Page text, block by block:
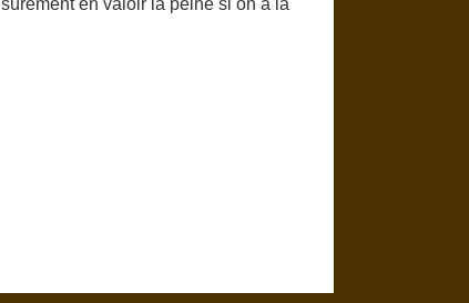
en valoir la peine si on a la